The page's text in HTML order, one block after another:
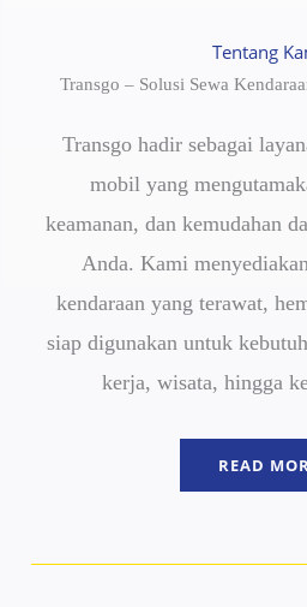
Tentang
Transgo – Solusi Sewa
Transgo hadir sebagai
mobil yang
keamanan, dan kemudahan
Anda. Kami
kendaraan yang terawat,
siap digunakan untuk
kerja, wisata, hingga
READ